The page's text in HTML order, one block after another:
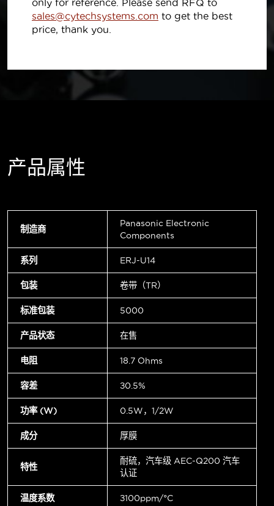
only for reference. Please send RFQ to
sales@cytechsystems.com to get the best
price, thank you.
产品属性
制造商
Panasonic Electronic
Components
系列 ERJ-U14
包装 卷带（TR）
标准包装 5000
产品状态 在售
电阻 18.7 Ohms
容差 ±0.5%
功率 (W) 0.5W，1/2W
成分 厚膜
特性
耐硫，汽车级 AEC-Q200 汽车
认证
温度系数 ±100ppm/°C